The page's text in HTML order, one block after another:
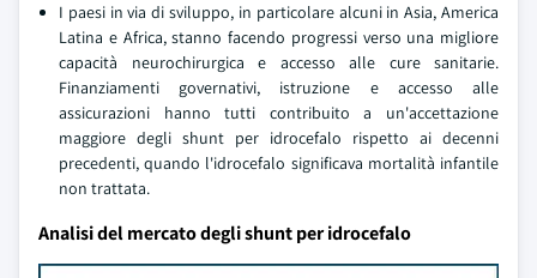
I paesi in via di sviluppo, in particolare alcuni in Asia, America
Latina e Africa, stanno facendo progressi verso una migliore
capacità neurochirurgica e accesso alle cure sanitarie.
Finanziamenti governativi, istruzione e accesso alle
assicurazioni hanno tutti contribuito a un'accettazione
maggiore degli shunt per idrocefalo rispetto ai decenni
precedenti, quando l'idrocefalo significava mortalità infantile
non trattata.
Analisi del mercato degli shunt per idrocefalo